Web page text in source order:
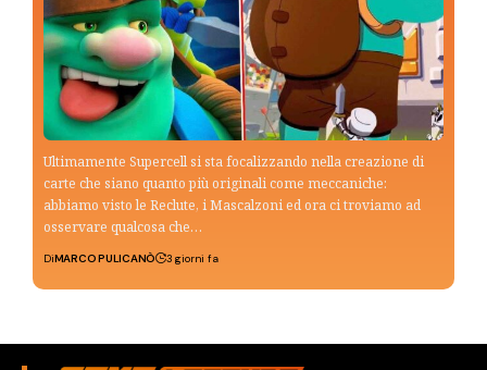
Ultimamente Supercell si sta focalizzando nella creazione di
carte che siano quanto più originali come meccaniche:
abbiamo visto le Reclute, i Mascalzoni ed ora ci troviamo ad
osservare qualcosa che…
DiMARCO PULICANÒ 3 giorni fa